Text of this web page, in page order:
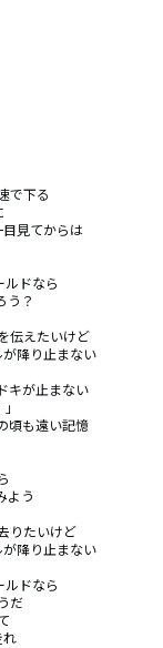
で下る
見てからは
ドなら
う？
伝えたいけど
降り止まない
キが止まない
頃も遠い記憶
よう
りたいけど
降り止まない
ドなら
だ